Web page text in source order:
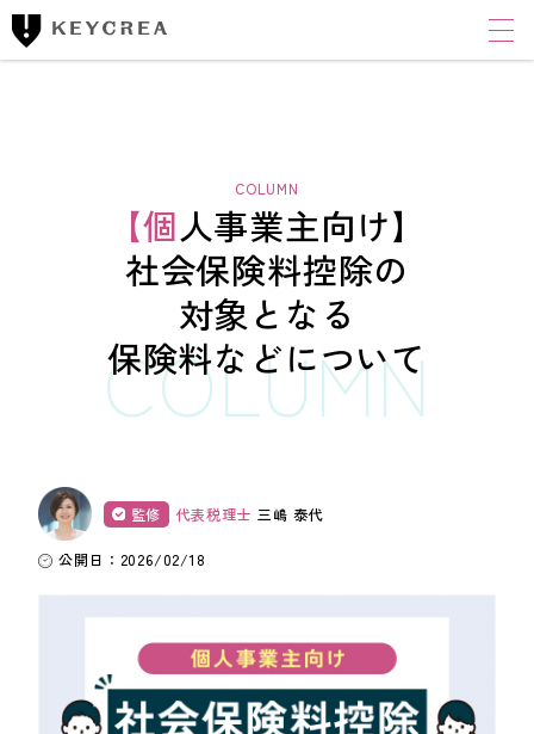
ワンストップ士業サポート
財務コンサルティング
CLOUD ACCOUNTING CORPORATION
キークレアクラウド会計株式会社
経理体制整備
経理代行
ワンストップ士業サポート
建設業者様向け
ADMINISTRATIVE SCRIVENER CORPORATION
キークレア行政書士法人
【個人事業主向け】
社会保険料控除の
対象となる
保険料などについて
監修 代表税理士 三嶋 泰代
公開日：2026/02/18